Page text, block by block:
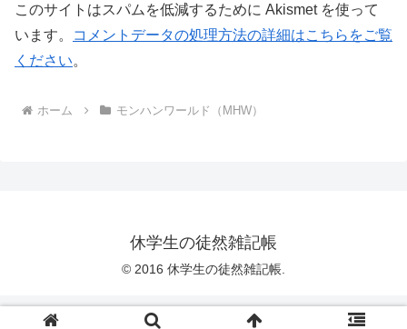
このサイトはスパムを低減するために Akismet を使って
います。
コメントデータの処理方法の詳細はこちらをご覧
ください。
ホーム モンハンワールド（MHW）
休学生の徒然雑記帳
© 2016 休学生の徒然雑記帳.